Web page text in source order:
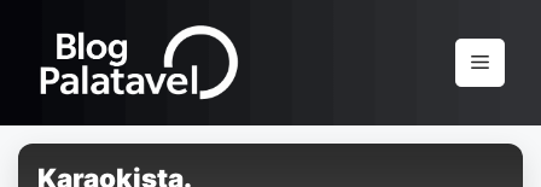
Menu
Karaokista.